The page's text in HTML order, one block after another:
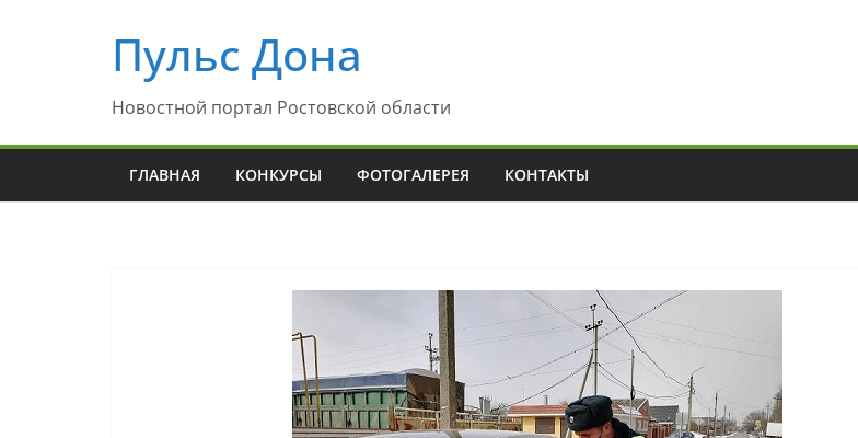
содержимомуПульс Дона
Новостной портал Ростовской области
ГЛАВНАЯ КОНКУРСЫ ФОТОГАЛЕРЕЯ КОНТАКТЫ